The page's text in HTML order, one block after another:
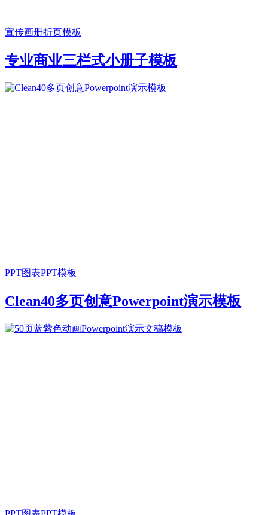
宣传画册折页模板
专业商业三栏式小册子模板
PPT图表PPT模板
Clean40多页创意Powerpoint演示模板